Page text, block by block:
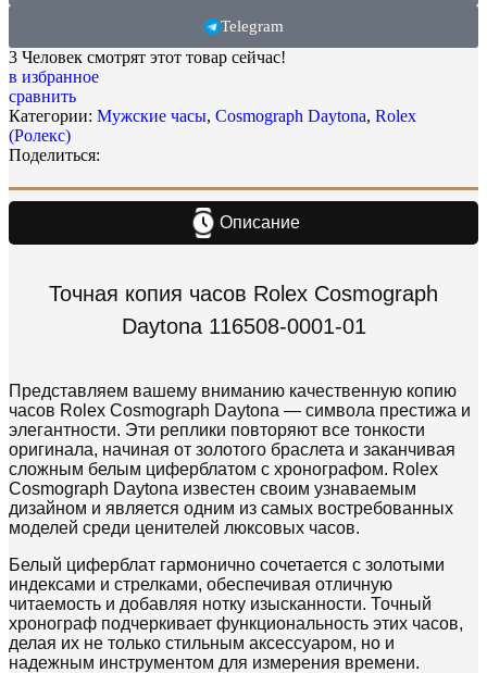
Telegram
3 Человек смотрят этот товар сейчас!
в избранное
сравнить
Категории: Мужские часы, Cosmograph Daytona, Rolex
(Ролекс)
Поделиться:
Описание
Точная копия часов Rolex Cosmograph
Daytona 116508-0001-01
Представляем вашему вниманию качественную копию
часов Rolex Cosmograph Daytona — символа престижа и
элегантности. Эти реплики повторяют все тонкости
оригинала, начиная от золотого браслета и заканчивая
сложным белым циферблатом с хронографом. Rolex
Cosmograph Daytona известен своим узнаваемым
дизайном и является одним из самых востребованных
моделей среди ценителей люксовых часов.
Белый циферблат гармонично сочетается с золотыми
индексами и стрелками, обеспечивая отличную
читаемость и добавляя нотку изысканности. Точный
хронограф подчеркивает функциональность этих часов,
делая их не только стильным аксессуаром, но и
надежным инструментом для измерения времени.